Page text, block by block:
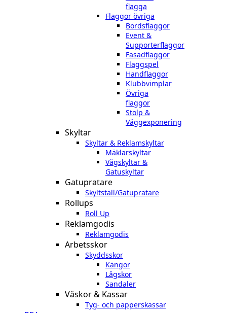
flagga
Flaggor övriga
Bordsflaggor
Event &
Supporterflaggor
Fasadflaggor
Flaggspel
Handflaggor
Klubbvimplar
Övriga
flaggor
Stolp &
Väggexponering
Skyltar
Skyltar & Reklamskyltar
Mäklarskyltar
Vägskyltar &
Gatuskyltar
Gatupratare
Skyltställ/Gatupratare
Rollups
Roll Up
Reklamgodis
Reklamgodis
Arbetsskor
Skyddsskor
Kängor
Lågskor
Sandaler
Väskor & Kassar
Tyg- och papperskassar